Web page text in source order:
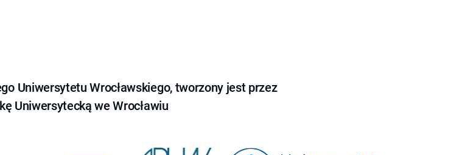
Uniwersytetu Wrocławskiego, tworzony jest przez
Uniwersytecką we Wrocławiu